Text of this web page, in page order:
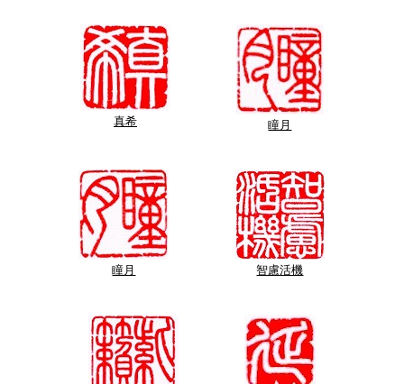
真希 瞳月
瞳月 智慮活機